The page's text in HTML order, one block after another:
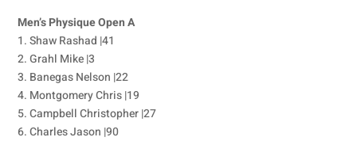
Men’s Physique Open A
1. Shaw Rashad |41
2. Grahl Mike |3
3. Banegas Nelson |22
4. Montgomery Chris |19
5. Campbell Christopher |27
6. Charles Jason |90